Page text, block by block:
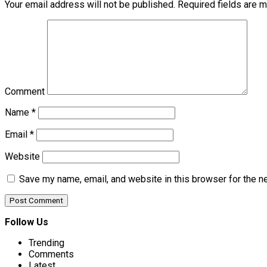
Your email address will not be published. Required fields are
Comment
Name *
Email *
Website
Save my name, email, and website in this browser for the
Follow Us
Trending
Comments